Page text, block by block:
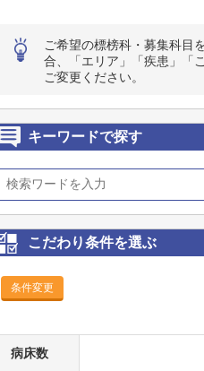
ご希望の標榜科・募集科目
合、「エリア」「疾患」「
ご変更ください。
キーワードで探す
こだわり条件を選ぶ
条件変更
病床数